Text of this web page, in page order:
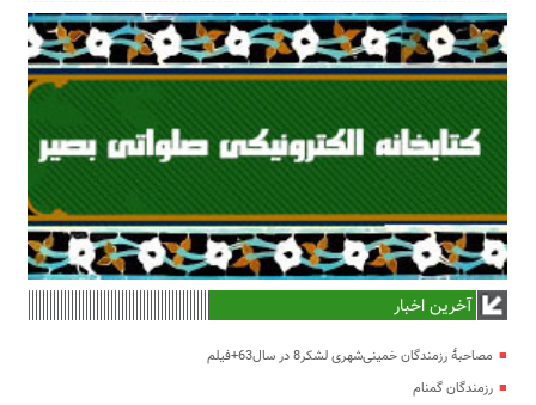
آخرین اخبار
مصاحبۀ رزمندگان خمینی‌شهری لشکر8 در سال63+فیلم
رزمندگان گمنام